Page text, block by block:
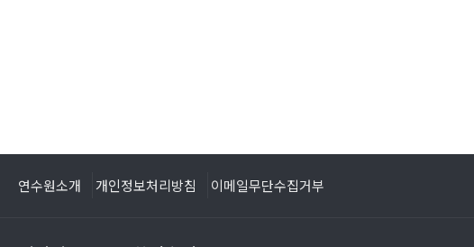
연수원소개 개인정보처리방침 이메일무단수집거부